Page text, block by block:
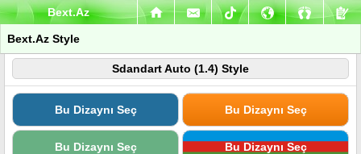
Bext.Az
Bext.Az Style
Sdandart Auto (1.4) Style
Bu Dizaynı Seç Bu Dizaynı Seç
Bu Dizaynı Seç Bu Dizaynı Seç